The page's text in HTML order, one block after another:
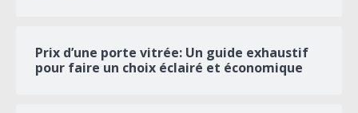
Prix d’une porte vitrée: Un guide exhaustif
pour faire un choix éclairé et économique